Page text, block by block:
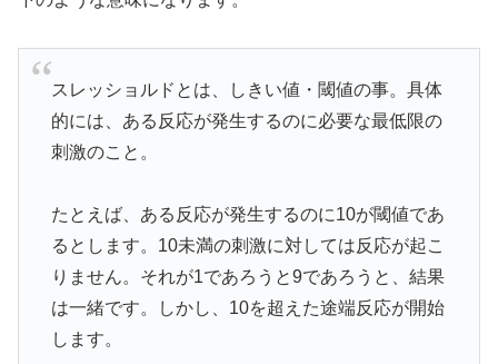
スレッショルドとは、しきい値・閾値の事。具体
的には、ある反応が発生するのに必要な最低限の
刺激のこと。
たとえば、ある反応が発生するのに10が閾値であ
るとします。10未満の刺激に対しては反応が起こ
りません。それが1であろうと9であろうと、結果
は一緒です。しかし、10を超えた途端反応が開始
します。